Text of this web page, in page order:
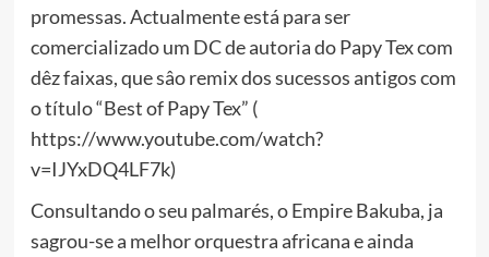
promessas. Actualmente está para ser
comercializado um DC de autoria do Papy Tex com
dêz faixas, que sâo remix dos sucessos antigos com
o título “Best of Papy Tex” (
https://www.youtube.com/watch?
v=IJYxDQ4LF7k)
Consultando o seu palmarés, o Empire Bakuba, ja
sagrou-se a melhor orquestra africana e ainda